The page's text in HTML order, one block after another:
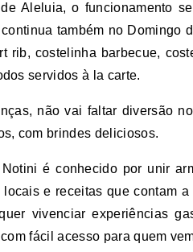
Aleluia, o funcionamento
também no Domingo
rib, costelinha barbecue,
servidos à la carte.
não vai faltar diversão
com brindes deliciosos.
é conhecido por unir
locais e receitas que contam
vivenciar experiências
fácil acesso para quem